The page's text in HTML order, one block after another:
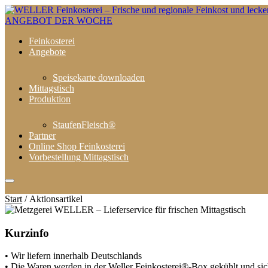
ANGEBOT DER WOCHE
Feinkosterei
Angebote
Speisekarte downloaden
Mittagstisch
Produktion
StaufenFleisch®
Partner
Online Shop Feinkosterei
Vorbestellung Mittagstisch
Start / Aktionsartikel
Kurzinfo
• Wir liefern innerhalb Deutschlands